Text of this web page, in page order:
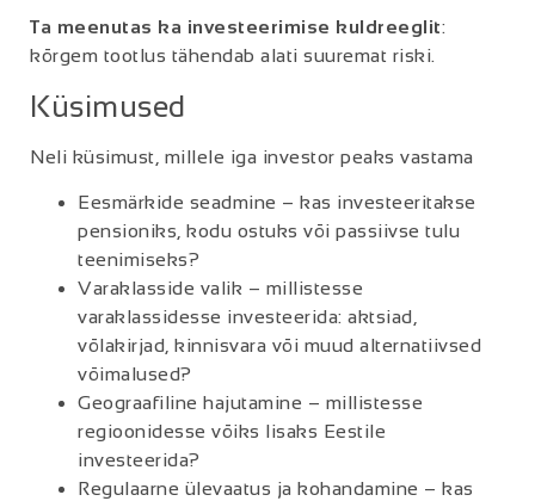
Ta meenutas ka investeerimise kuldreeglit:
kõrgem tootlus tähendab alati suuremat riski.
Küsimused
Neli küsimust, millele iga investor peaks vastama
Eesmärkide seadmine – kas investeeritakse
pensioniks, kodu ostuks või passiivse tulu
teenimiseks?
Varaklasside valik – millistesse
varaklassidesse investeerida: aktsiad,
võlakirjad, kinnisvara või muud alternatiivsed
võimalused?
Geograafiline hajutamine – millistesse
regioonidesse võiks lisaks Eestile
investeerida?
Regulaarne ülevaatus ja kohandamine – kas